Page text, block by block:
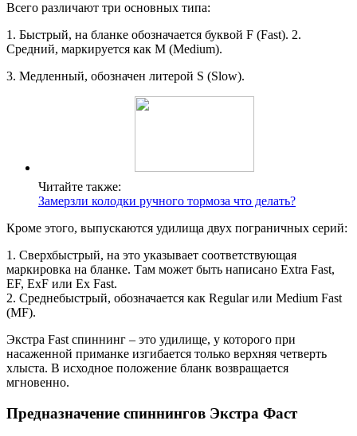
Всего различают три основных типа:
1. Быстрый, на бланке обозначается буквой F (Fast). 2.
Средний, маркируется как M (Medium).
3. Медленный, обозначен литерой S (Slow).
Читайте также:
Замерзли колодки ручного тормоза что делать?
Кроме этого, выпускаются удилища двух пограничных серий:
1. Сверхбыстрый, на это указывает соответствующая
маркировка на бланке. Там может быть написано Extra Fast,
EF, ExF или Ex Fast.
2. Среднебыстрый, обозначается как Regular или Medium Fast
(MF).
Экстра Fast спиннинг – это удилище, у которого при
насаженной приманке изгибается только верхняя четверть
хлыста. В исходное положение бланк возвращается
мгновенно.
Предназначение спиннингов Экстра Фаст